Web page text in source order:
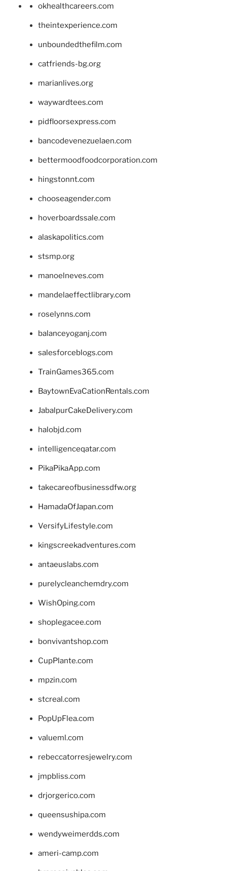
okhealthcareers.com
theintexperience.com
unboundedthefilm.com
catfriends-bg.org
marianlives.org
waywardtees.com
pidfloorsexpress.com
bancodevenezuelaen.com
bettermoodfoodcorporation.com
hingstonnt.com
chooseagender.com
hoverboardssale.com
alaskapolitics.com
stsmp.org
manoelneves.com
mandelaeffectlibrary.com
roselynns.com
balanceyoganj.com
salesforceblogs.com
TrainGames365.com
BaytownEvaCationRentals.com
JabalpurCakeDelivery.com
halobjd.com
intelligenceqatar.com
PikaPikaApp.com
takecareofbusinessdfw.org
HamadaOfJapan.com
VersifyLifestyle.com
kingscreekadventures.com
antaeuslabs.com
purelycleanchemdry.com
WishOping.com
shoplegacee.com
bonvivantshop.com
CupPlante.com
mpzin.com
stcreal.com
PopUpFlea.com
valueml.com
rebeccatorresjewelry.com
jmpbliss.com
drjorgerico.com
queensushipa.com
wendyweimerdds.com
ameri-camp.com